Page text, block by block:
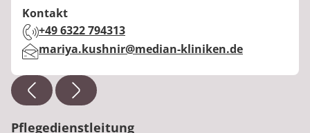
Kontakt
Telefon:
+49 6322 794313
E-Mail:mariya.kushnir@median-kliniken.de
Pflegedienstleitung